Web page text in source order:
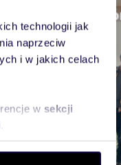
technologii jak
naprzeciw
i w jakich celach
w sekcji